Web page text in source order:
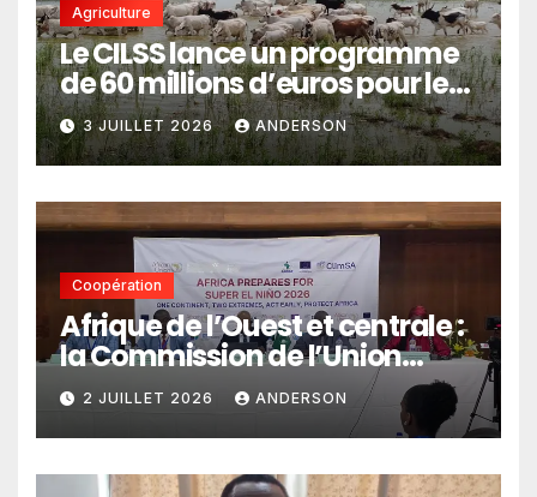
Agriculture
Le CILSS lance un programme
de 60 millions d’euros pour le
pastoralisme
3 JUILLET 2026 ANDERSON
Coopération
Afrique de l’Ouest et centrale :
la Commission de l’Union
africaine veut renforcer
l’intégration des services
climatiques dans les
politiques publiques
2 JUILLET 2026 ANDERSON